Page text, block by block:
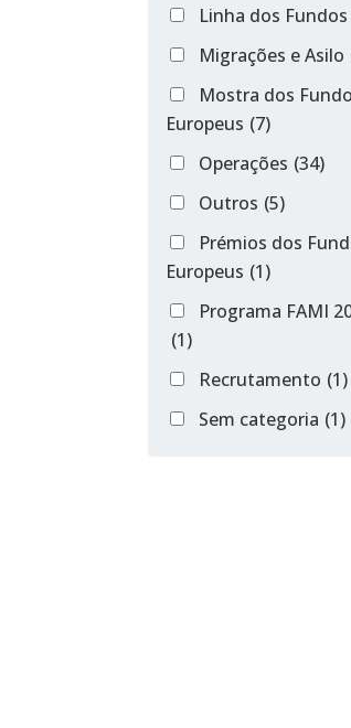
Linha dos Fundos
Migrações e Asilo
Mostra dos
Europeus (7)
Operações (34)
Outros (5)
Prémios dos
Europeus (1)
Programa FAMI
(1)
Recrutamento (1)
Sem categoria (1)